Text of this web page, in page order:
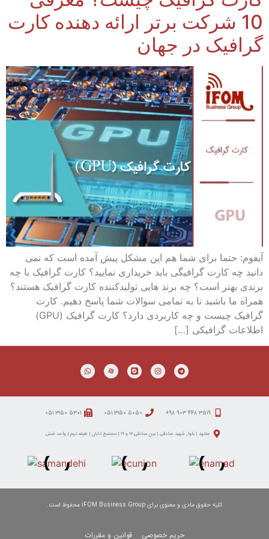
10 شرکت برتر ارائه دهنده کارت
گرافیک در جهان
آیفوم: حتما برای شما هم این مشکل پیش آمده است که نمی
دانید چه کارت گرافیگی باید خریداری نمایید؟ کارت گرافیک با چه
برندی بهتر است؟ چه برند هایی تولیدکننده کارت گرافیک هستند؟
همراه ما باشید تا به تمامی سوالات شما پاسخ دهیم. کارت
گرافیک چیست و چه کاربردی دارد؟ کارت گرافیک (GPU)
اطلاعات گرافیکی […]
۳۵۱۹ ۴۴۸ ۹۰۳ ۹۸+ ۵۰۵۰ ۳۱۵۰ ۰۵۱ ۵۳۰۱ ۳۱۵۰ ۰۵۱
مشهد | بلوار شهید صادقی | بین صادقی ۱۷ و ۱۹ | مجتمع تابان | طبقه دوم | واحد شش
کلیه حقوق مادی و معنوی برای iFOM Business Group محفوظ است.
حریم خصوصی قوانین و مقررات